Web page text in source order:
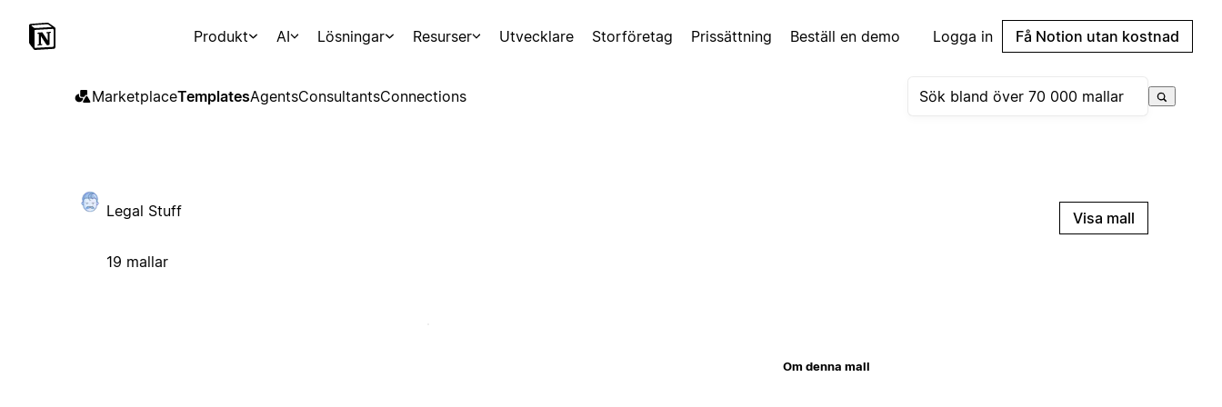
Produkt AI Lösningar Resurser Utvecklare Storföretag Prissättning Beställ en demo Logga in Få Notion utan kostnad
MarketplaceTemplatesAgentsConsultantsConnections
Legal Stuff
19 mallar
Visa mall
Om denna mall